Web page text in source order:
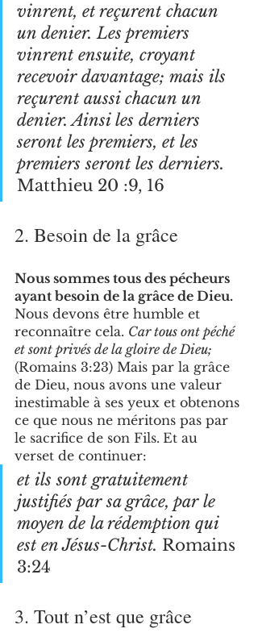
vinrent, et reçurent chacun
un denier. Les premiers
vinrent ensuite, croyant
recevoir davantage; mais ils
reçurent aussi chacun un
denier. Ainsi les derniers
seront les premiers, et les
premiers seront les derniers.
Matthieu 20 :9, 16
2. Besoin de la grâce
Nous sommes tous des pécheurs
ayant besoin de la grâce de Dieu.
Nous devons être humble et
reconnaître cela. Car tous ont péché
et sont privés de la gloire de Dieu;
(Romains 3:23) Mais par la grâce
de Dieu, nous avons une valeur
inestimable à ses yeux et obtenons
ce que nous ne méritons pas par
le sacrifice de son Fils. Et au
verset de continuer:
et ils sont gratuitement
justifiés par sa grâce, par le
moyen de la rédemption qui
est en Jésus-Christ. Romains
3:24
3. Tout n’est que grâce